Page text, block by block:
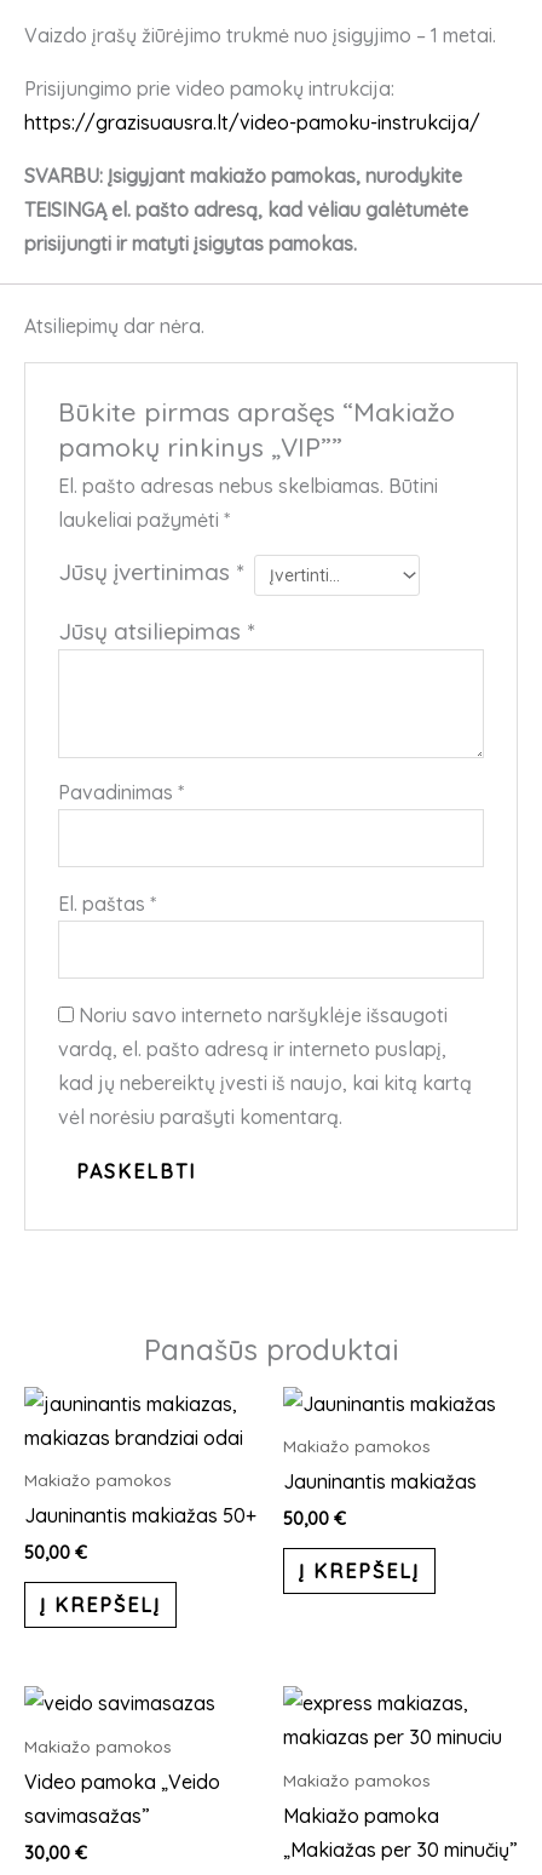
Vaizdo įrašų žiūrėjimo trukmė nuo įsigyjimo – 1 metai.
Prisijungimo prie video pamokų intrukcija:
https://grazisuausra.lt/video-pamoku-instrukcija/
SVARBU: Įsigyjant makiažo pamokas, nurodykite
TEISINGĄ el. pašto adresą, kad vėliau galėtumėte
prisijungti ir matyti įsigytas pamokas.
Atsiliepimų dar nėra.
Būkite pirmas aprašęs “Makiažo
pamokų rinkinys „VIP””
El. pašto adresas nebus skelbiamas. Būtini
laukeliai pažymėti *
Jūsų įvertinimas *
Jūsų atsiliepimas *
Pavadinimas *
El. paštas *
Noriu savo interneto naršyklėje išsaugoti
vardą, el. pašto adresą ir interneto puslapį,
kad jų nebereiktų įvesti iš naujo, kai kitą kartą
vėl norėsiu parašyti komentarą.
Panašūs produktai
Makiažo pamokos
Jauninantis makiažas 50+
50,00 €
Į KREPŠELĮ
Makiažo pamokos
Jauninantis makiažas
50,00 €
Į KREPŠELĮ
Makiažo pamokos
Video pamoka „Veido
savimasažas”
30,00 €
Makiažo pamokos
Makiažo pamoka
„Makiažas per 30 minučių”